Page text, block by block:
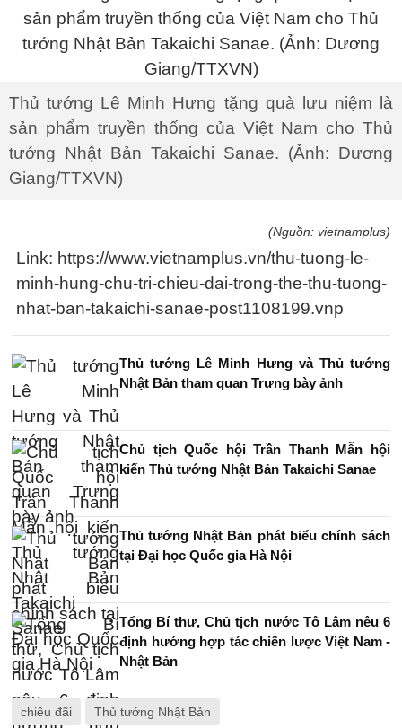
Thủ tướng Lê Minh Hưng tặng quà lưu niệm là
sản phẩm truyền thống của Việt Nam cho Thủ
tướng Nhật Bản Takaichi Sanae. (Ảnh: Dương
Giang/TTXVN)
(Nguồn: vietnamplus)
Link: https://www.vietnamplus.vn/thu-tuong-le-
minh-hung-chu-tri-chieu-dai-trong-the-thu-tuong-
nhat-ban-takaichi-sanae-post1108199.vnp
Thủ tướng Lê Minh Hưng và Thủ tướng
Nhật Bản tham quan Trưng bày ảnh
Chủ tịch Quốc hội Trần Thanh Mẫn hội
kiến Thủ tướng Nhật Bản Takaichi Sanae
Thủ tướng Nhật Bản phát biểu chính sách
tại Đại học Quốc gia Hà Nội
Tổng Bí thư, Chủ tịch nước Tô Lâm nêu 6
định hướng hợp tác chiến lược Việt Nam -
Nhật Bản
chiêu đãi Thủ tướng Nhật Bản